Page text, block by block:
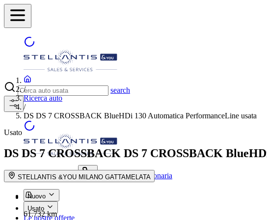
search
search button - icon Trova la concessionaria
Nuovo
Usato
Le nostre offerte
/
Ricerca auto
/
DS DS 7 CROSSBACK BlueHDi 130 Automatica PerformanceLine usata
Usato
DS DS 7 CROSSBACK DS 7 CROSSBACK
STELLANTIS &YOU MILANO GATTAMELATA
61.732 km